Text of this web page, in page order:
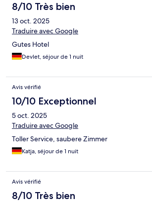
8/10 Très bien
13 oct. 2025
Traduire avec Google
Gutes Hotel
Devlet, séjour de 1 nuit
Avis vérifié
10/10 Exceptionnel
5 oct. 2025
Traduire avec Google
Toller Service, saubere Zimmer
Katja, séjour de 1 nuit
Avis vérifié
8/10 Très bien